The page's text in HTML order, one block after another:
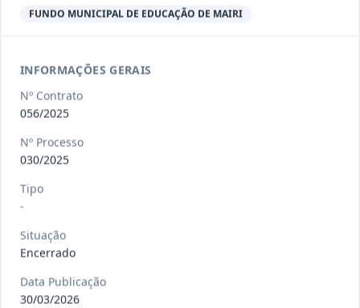
013/2023
Termo
Inicial
Constitui o objeto do presente
Situação:
2023
Termo
Situação:
FUNDO MUNICIPAL DE EDUCAÇÃO DE MAIRI
INFORMAÇÕES GERAIS
Nº Contrato
056/2025
Nº Processo
030/2025
Tipo
-
Situação
Encerrado
Data Publicação
30/03/2026